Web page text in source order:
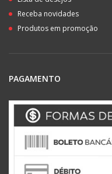
Receba novidades
Produtos em promoção
PAGAMENTO